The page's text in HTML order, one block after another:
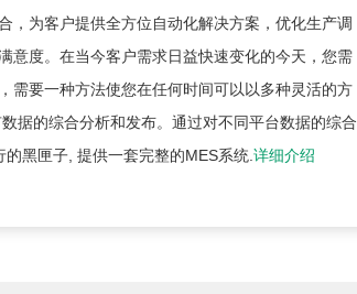
，为客户提供全方位自动化解决方案，优化生产调
意度。在当今客户需求日益快速变化的今天，您需
需要一种方法使您在任何时间可以以多种灵活的方
据的综合分析和发布。通过对不同平台数据的综合
黑匣子, 提供一套完整的MES系统. 详细介绍